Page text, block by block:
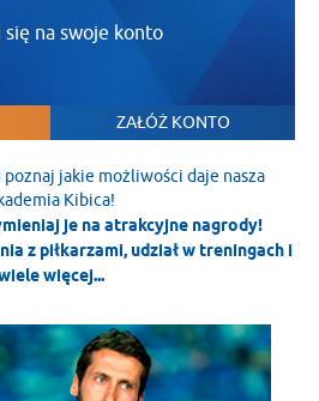
się na swoje konto
ZAŁÓŻ KONTO
jakie możliwości daje nasza
Kibica!
je na atrakcyjne nagrody!
z piłkarzami, udział w treningach i
więcej...